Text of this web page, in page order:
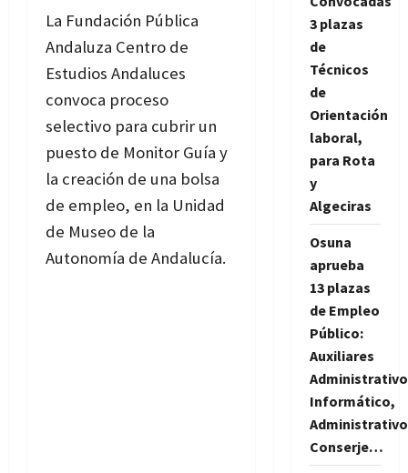
La Fundación Pública
Andaluza Centro de
Estudios Andaluces
convoca proceso
selectivo para cubrir un
puesto de Monitor Guía y
la creación de una bolsa
de empleo, en la Unidad
de Museo de la
Autonomía de Andalucía.
3 plazas
de
Técnicos
de
Orientación
laboral,
para Rota
y
Algeciras
Osuna
aprueba
13 plazas
de Empleo
Público:
Auxiliares
Informático,
Conserje…